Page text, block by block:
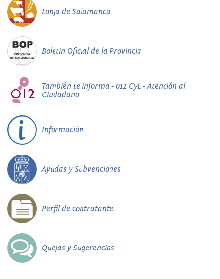
Lonja de Salamanca
Boletín Oficial de la Provincia
También te informa - 012 CyL - Atención al
Ciudadano
Información
Ayudas y Subvenciones
Perfil de contratante
Quejas y Sugerencias